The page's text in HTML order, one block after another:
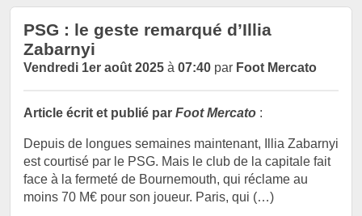
PSG : le geste remarqué d’Illia
Zabarnyi
Vendredi 1er août 2025 à 07:40 par Foot Mercato
Article écrit et publié par Foot Mercato :
Depuis de longues semaines maintenant, Illia Zabarnyi
est courtisé par le PSG. Mais le club de la capitale fait
face à la fermeté de Bournemouth, qui réclame au
moins 70 M€ pour son joueur. Paris, qui (…)